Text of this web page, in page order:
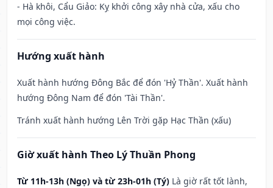
- Hà khôi, Cẩu Giảo: Kỵ khởi công xây nhà cửa, xấu cho
mọi công việc.
Hướng xuất hành
Xuất hành hướng Đông Bắc để đón 'Hỷ Thần'. Xuất hành
hướng Đông Nam để đón 'Tài Thần'.
Tránh xuất hành hướng Lên Trời gặp Hạc Thần (xấu)
Giờ xuất hành Theo Lý Thuần Phong
Từ 11h-13h (Ngọ) và từ 23h-01h (Tý) Là giờ rất tốt lành,